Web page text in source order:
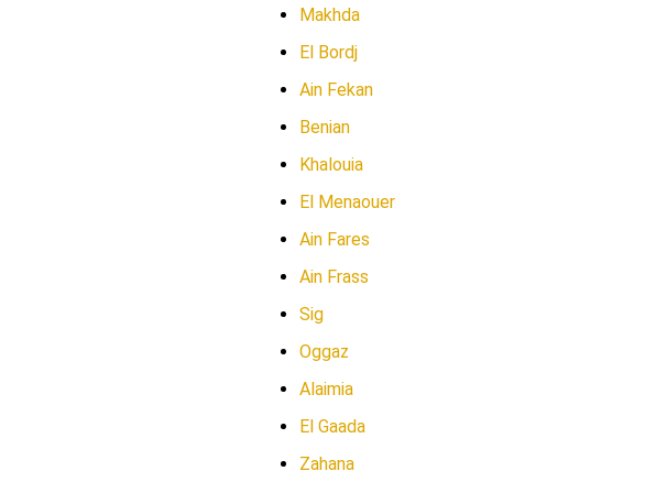
Makhda
El Bordj
Ain Fekan
Benian
Khalouia
El Menaouer
Ain Fares
Ain Frass
Sig
Oggaz
Alaimia
El Gaada
Zahana